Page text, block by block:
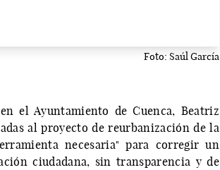
Foto: Saúl García
el Ayuntamiento de Cuenca, Beatriz
al proyecto de reurbanización de la
necesaria" para corregir un
ciudadana, sin transparencia y de